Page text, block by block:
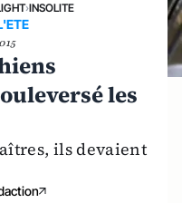
›INSOLITE
les
ils devaient